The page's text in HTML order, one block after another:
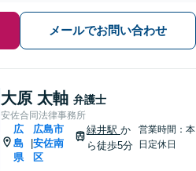
メールでお問い合わせ
大原 太軸 弁護士
安佐合同法律事務所
広
島
県
|
広島市
安佐南
区
緑井駅 か
ら徒歩5分
営業時間：本
日定休日